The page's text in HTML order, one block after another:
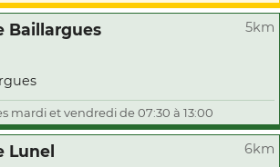
Baillargues 5km
mardi et vendredi de 07:30 à 13:00
Lunel 6km